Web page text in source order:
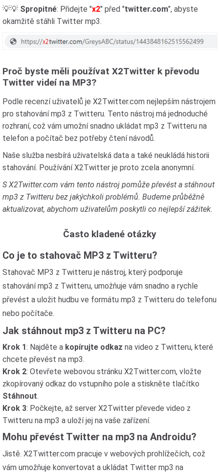
💡💡 Spropitné: Přidejte "x2" před "twitter.com", abyste
okamžitě stáhli Twitter mp3.
Proč byste měli používat X2Twitter k převodu
Twitter videí na MP3?
Podle recenzí uživatelů je X2Twitter.com nejlepším nástrojem
pro stahování mp3 z Twitteru. Tento nástroj má jednoduché
rozhraní, což vám umožní snadno ukládat mp3 z Twitteru na
telefon a počítač bez potřeby čtení návodů.
Naše služba nesbírá uživatelská data a také neukládá historii
stahování. Používání X2Twitter je proto zcela anonymní.
S X2Twitter.com vám tento nástroj pomůže převést a stáhnout
mp3 z Twitteru bez jakýchkoli problémů. Budeme průběžně
aktualizovat, abychom uživatelům poskytli co nejlepší zážitek.
Často kladené otázky
Co je to stahovač MP3 z Twitteru?
Stahovač MP3 z Twitteru je nástroj, který podporuje
stahování mp3 z Twitteru, umožňuje vám snadno a rychle
převést a uložit hudbu ve formátu mp3 z Twitteru do telefonu
nebo počítače.
Jak stáhnout mp3 z Twitteru na PC?
Krok 1: Najděte a kopírujte odkaz na video z Twitteru, které
chcete převést na mp3.
Krok 2: Otevřete webovou stránku X2Twitter.com, vložte
zkopírovaný odkaz do vstupního pole a stiskněte tlačítko
Stáhnout.
Krok 3: Počkejte, až server X2Twitter převede video z
Twitteru na mp3 a uloží jej na vaše zařízení.
Mohu převést Twitter na mp3 na Androidu?
Jistě. X2Twitter.com pracuje v webových prohlížečích, což
vám umožňuje konvertovat a ukládat Twitter mp3 na